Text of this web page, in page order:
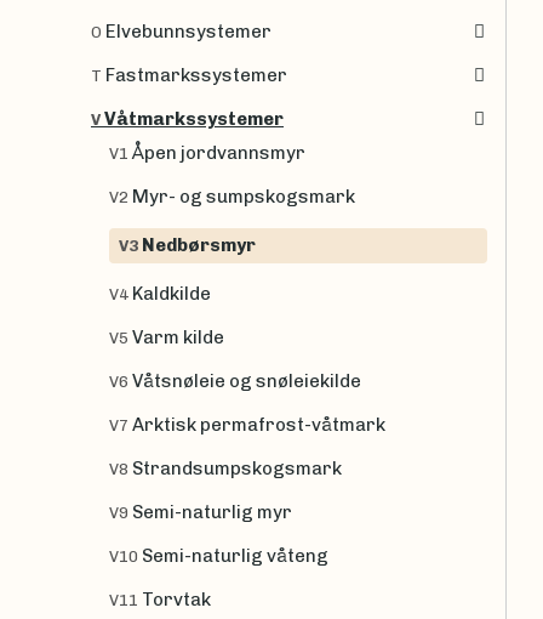
O Elvebunnsystemer
T Fastmarkssystemer
V Våtmarkssystemer
V1Åpen jordvannsmyr
V2 Myr- og sumpskogsmark
V3 Nedbørsmyr
V4 Kaldkilde
V5 Varm kilde
V6 Våtsnøleie og snøleiekilde
V7 Arktisk permafrost-våtmark
V8 Strandsumpskogsmark
V9 Semi-naturlig myr
V10 Semi-naturlig våteng
V11 Torvtak